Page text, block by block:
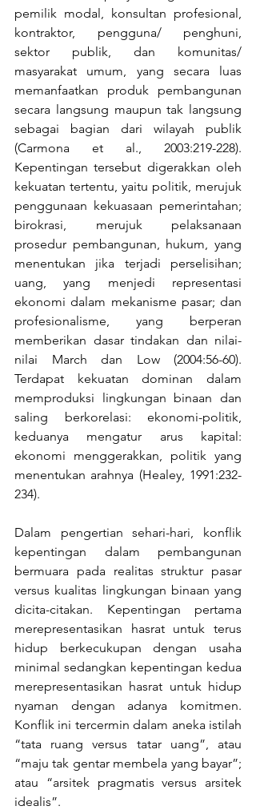
pemilik modal, konsultan profesional,
kontraktor, pengguna/ penghuni,
sektor publik, dan komunitas/
masyarakat umum, yang secara luas
memanfaatkan produk pembangunan
secara langsung maupun tak langsung
sebagai bagian dari wilayah publik
(Carmona et al., 2003:219-228).
Kepentingan tersebut digerakkan oleh
kekuatan tertentu, yaitu politik, merujuk
penggunaan kekuasaan pemerintahan;
birokrasi, merujuk pelaksanaan
prosedur pembangunan, hukum, yang
menentukan jika terjadi perselisihan;
uang, yang menjedi representasi
ekonomi dalam mekanisme pasar; dan
profesionalisme, yang berperan
memberikan dasar tindakan dan nilai-
nilai March dan Low (2004:56-60).
Terdapat kekuatan dominan dalam
memproduksi lingkungan binaan dan
saling berkorelasi: ekonomi-politik,
keduanya mengatur arus kapital:
ekonomi menggerakkan, politik yang
menentukan arahnya (Healey, 1991:232-
234).
Dalam pengertian sehari-hari, konflik
kepentingan dalam pembangunan
bermuara pada realitas struktur pasar
versus kualitas lingkungan binaan yang
dicita-citakan. Kepentingan pertama
merepresentasikan hasrat untuk terus
hidup berkecukupan dengan usaha
minimal sedangkan kepentingan kedua
merepresentasikan hasrat untuk hidup
nyaman dengan adanya komitmen.
Konflik ini tercermin dalam aneka istilah
“tata ruang versus tatar uang”, atau
“maju tak gentar membela yang bayar”;
atau “arsitek pragmatis versus arsitek
idealis”.